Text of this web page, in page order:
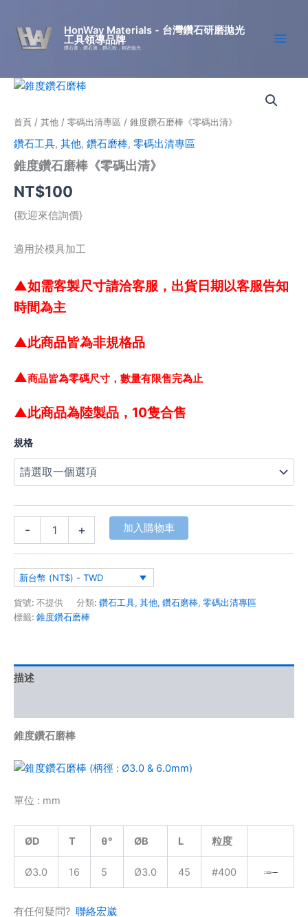
HonWay Materials - 台灣鑽石研磨拋光
工具領導品牌
鑽石膏，鑽石液，鑽石粉，精密拋光
首頁 / 其他 / 零碼出清專區 / 錐度鑽石磨棒《零碼出清》
鑽石工具, 其他, 鑽石磨棒, 零碼出清專區
錐度鑽石磨棒《零碼出清》
NT$100
{歡迎來信詢價}
適用於模具加工
▲如需客製尺寸請洽客服，出貨日期以客服告知
時間為主
▲此商品皆為非規格品
▲商品皆為零碼尺寸，數量有限售完為止
▲此商品為陸製品，10隻合售
規格
-
錐
石
磨
棒
《零
出
清》
數
+ 加入購物車
新台幣 (NT$) - TWD
貨號: 不提供 分類: 鑽石工具, 其他, 鑽石磨棒, 零碼出清專區
標籤: 錐度鑽石磨棒
描述
錐度鑽石磨棒
單位 : mm
ØD T θ° ØB L 粒度
Ø3.0 16 5 Ø3.0 45 #400
有任何疑問? 聯絡宏崴